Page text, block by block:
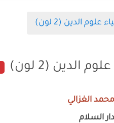
الدين (2 لون)
الدين (2 لون)
محمد الغزالي
دار السلام